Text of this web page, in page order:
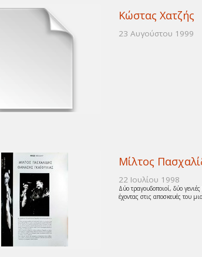
Κώστας Χατζής
23 Αυγούστου 1999
Μίλτος
22 Ιουλίου 1998
Δύο τραγουδοποιοί, δύο
έχοντας στις αποσκευές του